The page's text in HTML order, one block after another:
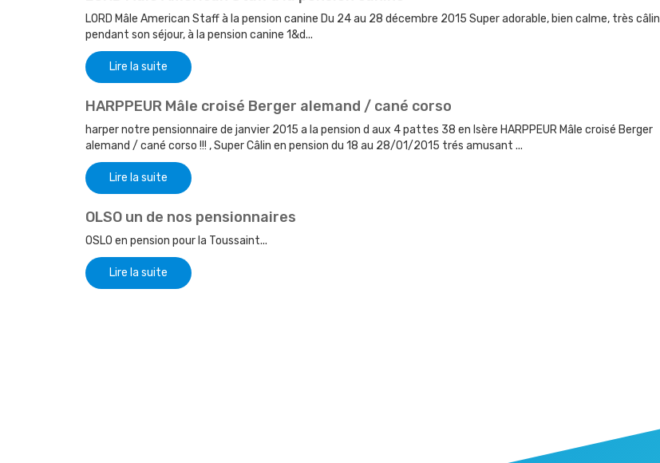
LORD Mâle American Staff à la pension canine Du 24 au 28 décembre 2015 Super adorable, bien calme, très câlin
pendant son séjour, à la pension canine 1&d...
Lire la suite
HARPPEUR Mâle croisé Berger alemand / cané corso
harper notre pensionnaire de janvier 2015 a la pension d aux 4 pattes 38 en Isère HARPPEUR Mâle croisé Berger
alemand / cané corso !!! , Super Câlin en pension du 18 au 28/01/2015 trés amusant ...
Lire la suite
OLSO un de nos pensionnaires
OSLO en pension pour la Toussaint...
Lire la suite